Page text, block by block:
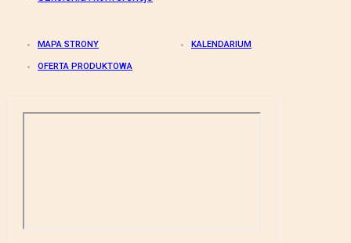
MAPA STRONY KALENDARIUM
OFERTA PRODUKTOWA